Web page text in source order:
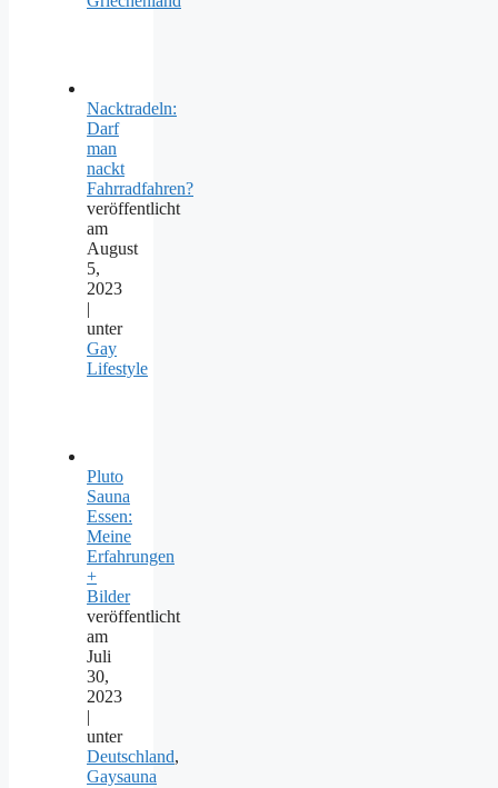
Nacktradeln:
Darf
man
nackt
Fahrradfahren?
veröffentlicht
am
August
5,
2023
|
unter
Gay
Lifestyle
Pluto
Sauna
Essen:
Meine
Erfahrungen
+
Bilder
veröffentlicht
am
Juli
30,
2023
|
unter
Deutschland,
Gaysauna